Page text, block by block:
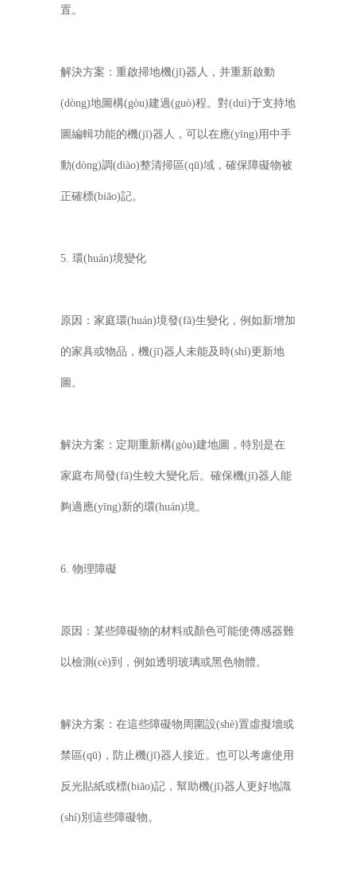
置。
解決方案：重啟掃地機(jī)器人，并重新啟動
(dòng)地圖構(gòu)建過(guò)程。對(duì)于支持地
圖編輯功能的機(jī)器人，可以在應(yīng)用中手
動(dòng)調(diào)整清掃區(qū)域，確保障礙物被
正確標(biāo)記。
5. 環(huán)境變化
原因：家庭環(huán)境發(fā)生變化，例如新增加
的家具或物品，機(jī)器人未能及時(shí)更新地
圖。
解決方案：定期重新構(gòu)建地圖，特別是在
家庭布局發(fā)生較大變化后。確保機(jī)器人能
夠適應(yīng)新的環(huán)境。
6. 物理障礙
原因：某些障礙物的材料或顏色可能使傳感器難
以檢測(cè)到，例如透明玻璃或黑色物體。
解決方案：在這些障礙物周圍設(shè)置虛擬墻或
禁區(qū)，防止機(jī)器人接近。也可以考慮使用
反光貼紙或標(biāo)記，幫助機(jī)器人更好地識
(shí)別這些障礙物。